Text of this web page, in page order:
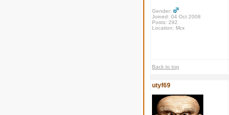
Gender:
Joined: 04 Oct 2008
Posts: 292
Location: Мск
Back to top
utyf69